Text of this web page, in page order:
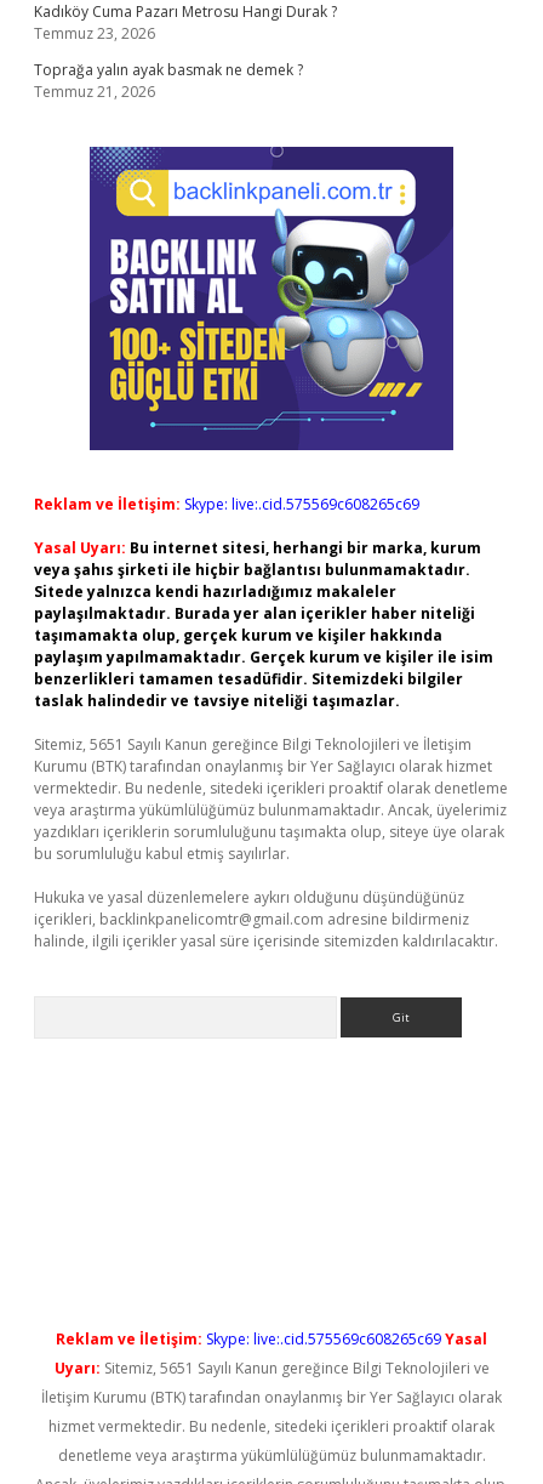
Kadıköy Cuma Pazarı Metrosu Hangi Durak ?
Temmuz 23, 2026
Toprağa yalın ayak basmak ne demek ?
Temmuz 21, 2026
Reklam ve İletişim: Skype: live:.cid.575569c608265c69
Yasal Uyarı: Bu internet sitesi, herhangi bir marka, kurum
veya şahıs şirketi ile hiçbir bağlantısı bulunmamaktadır.
Sitede yalnızca kendi hazırladığımız makaleler
paylaşılmaktadır. Burada yer alan içerikler haber niteliği
taşımamakta olup, gerçek kurum ve kişiler hakkında
paylaşım yapılmamaktadır. Gerçek kurum ve kişiler ile isim
benzerlikleri tamamen tesadüfidir. Sitemizdeki bilgiler
taslak halindedir ve tavsiye niteliği taşımazlar.
Sitemiz, 5651 Sayılı Kanun gereğince Bilgi Teknolojileri ve İletişim
Kurumu (BTK) tarafından onaylanmış bir Yer Sağlayıcı olarak hizmet
vermektedir. Bu nedenle, sitedeki içerikleri proaktif olarak denetleme
veya araştırma yükümlülüğümüz bulunmamaktadır. Ancak, üyelerimiz
yazdıkları içeriklerin sorumluluğunu taşımakta olup, siteye üye olarak
bu sorumluluğu kabul etmiş sayılırlar.
Hukuka ve yasal düzenlemelere aykırı olduğunu düşündüğünüz
içerikleri, backlinkpanelicomtr@gmail.com adresine bildirmeniz
halinde, ilgili içerikler yasal süre içerisinde sitemizden kaldırılacaktır.
Reklam ve İletişim: Skype: live:.cid.575569c608265c69Yasal
Uyarı: Sitemiz, 5651 Sayılı Kanun gereğince Bilgi Teknolojileri ve
İletişim Kurumu (BTK) tarafından onaylanmış bir Yer Sağlayıcı olarak
hizmet vermektedir. Bu nedenle, sitedeki içerikleri proaktif olarak
denetleme veya araştırma yükümlülüğümüz bulunmamaktadır.